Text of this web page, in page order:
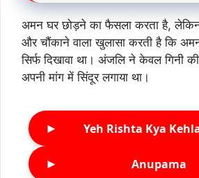
अमन घर छोड़ने का फैसला करता है, लेकिन
और चौंकाने वाला खुलासा करती है कि
सिर्फ दिखावा था। अंजलि ने केवल गिनी
अपनी मांग में सिंदूर लगाया था।
► Yeh Rishta Kya
► Anupama